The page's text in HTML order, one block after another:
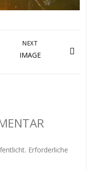
NEXT
IMAGE
Erforderliche